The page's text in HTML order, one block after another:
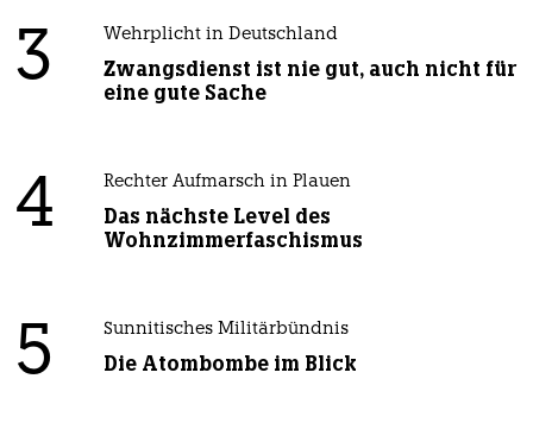
3 Wehrplicht in Deutschland
Zwangsdienst ist nie gut, auch nicht für
eine gute Sache
4 Rechter Aufmarsch in Plauen
Das nächste Level des
Wohnzimmerfaschismus
5 Sunnitisches Militärbündnis
Die Atombombe im Blick